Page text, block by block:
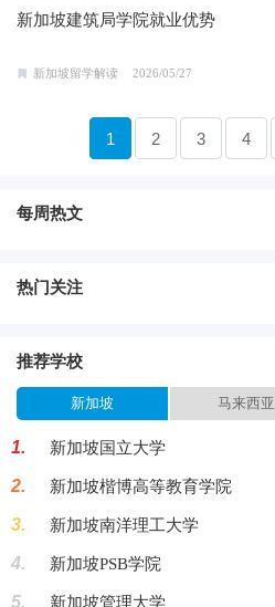
新加坡建筑局学院就业优势
新加坡留学解读 2026/05/27
1 2 3 4
每周热文
热门关注
推荐学校
新加坡 马来西亚
1. 新加坡国立大学
2. 新加坡楷博高等教育学院
3. 新加坡南洋理工大学
4. 新加坡PSB学院
5. 新加坡管理大学